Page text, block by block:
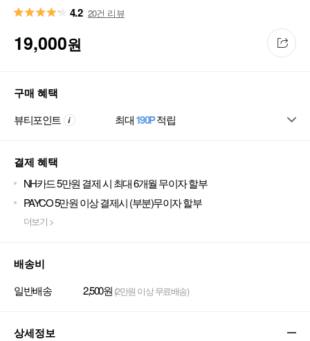
4.2 20건 리뷰
19,000원
구매 혜택
뷰티포인트 최대190P적립
결제 혜택
NH카드 5만원 결제 시 최대 6개월 무이자 할부
PAYCO 5만원 이상 결제시 (부분)무이자 할부
더보기 >
배송비
일반배송 2,500원 (2만원 이상 무료배송)
상세정보